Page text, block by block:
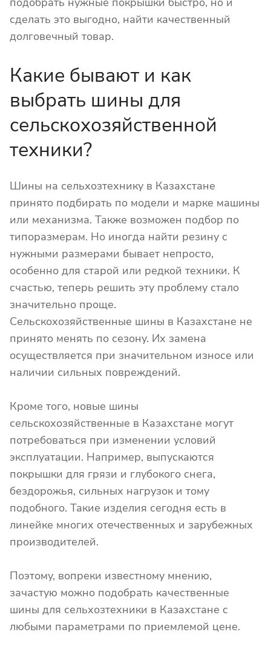
сделать это выгодно, найти качественный
долговечный товар.
Какие бывают и как
выбрать шины для
сельскохозяйственной
техники?
Шины на сельхозтехнику в Казахстане
принято подбирать по модели и марке машины
или механизма. Также возможен подбор по
типоразмерам. Но иногда найти резину с
нужными размерами бывает непросто,
особенно для старой или редкой техники. К
счастью, теперь решить эту проблему стало
значительно проще.
Сельскохозяйственные шины в Казахстане не
принято менять по сезону. Их замена
осуществляется при значительном износе или
наличии сильных повреждений.
Кроме того, новые шины
сельскохозяйственные в Казахстане могут
потребоваться при изменении условий
эксплуатации. Например, выпускаются
покрышки для грязи и глубокого снега,
бездорожья, сильных нагрузок и тому
подобного. Такие изделия сегодня есть в
линейке многих отечественных и зарубежных
производителей.
Поэтому, вопреки известному мнению,
зачастую можно подобрать качественные
шины для сельхозтехники в Казахстане с
любыми параметрами по приемлемой цене.